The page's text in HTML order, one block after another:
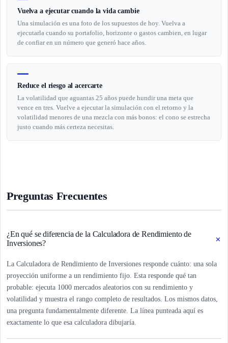
Vuelva a ejecutar cuando la vida cambie
Una simulación es una foto de los supuestos de hoy. Vuelva a
ejecutarla cuando su portafolio, horizonte o gastos cambien, en lugar
de confiar en un número que generó hace años.
Reduce el riesgo al acercarte
La volatilidad que aguantas 25 años puede hundir una meta que
vence en tres. Vuelve a ejecutar la simulación con el retorno y la
volatilidad menores de una mezcla con más bonos: el cono se estrecha
justo cuando más certeza necesitas.
Preguntas Frecuentes
¿En qué se diferencia de la Calculadora de Rendimiento de
Inversiones?
+
La Calculadora de Rendimiento de Inversiones responde cuánto: una sola
proyección uniforme a un rendimiento fijo. Esta responde qué tan
probable: ejecuta 1000 mercados aleatorios con su rendimiento y
volatilidad y muestra el rango completo de resultados. Los mismos datos,
una pregunta fundamentalmente diferente. La línea punteada aquí es
exactamente lo que esa calculadora dibujaría.